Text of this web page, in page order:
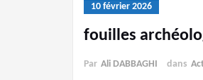
10 février 2026
fouilles
Par Ali DABBAGHI dans